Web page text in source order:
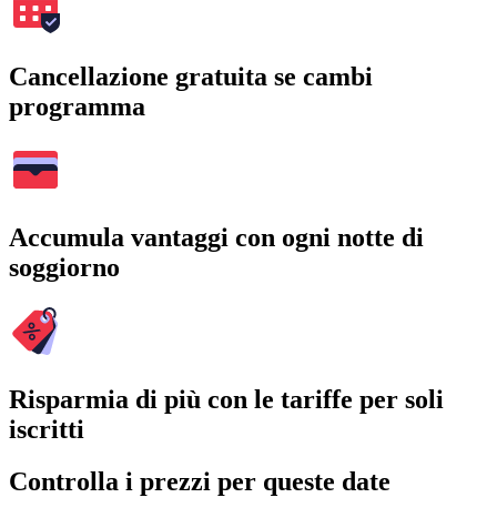
Cancellazione gratuita se cambi
programma
Accumula vantaggi con ogni notte di
soggiorno
Risparmia di più con le tariffe per soli
iscritti
Controlla i prezzi per queste date